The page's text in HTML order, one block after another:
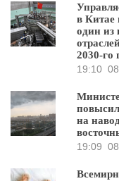
в Китае
один из
2030-го
19:10
на
19:09